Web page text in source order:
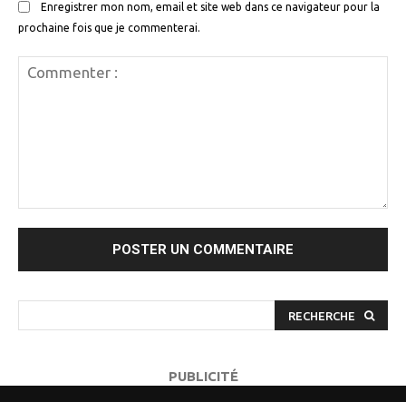
Enregistrer mon nom, email et site web dans ce navigateur pour la
prochaine fois que je commenterai.
RECHERCHE
PUBLICITÉ